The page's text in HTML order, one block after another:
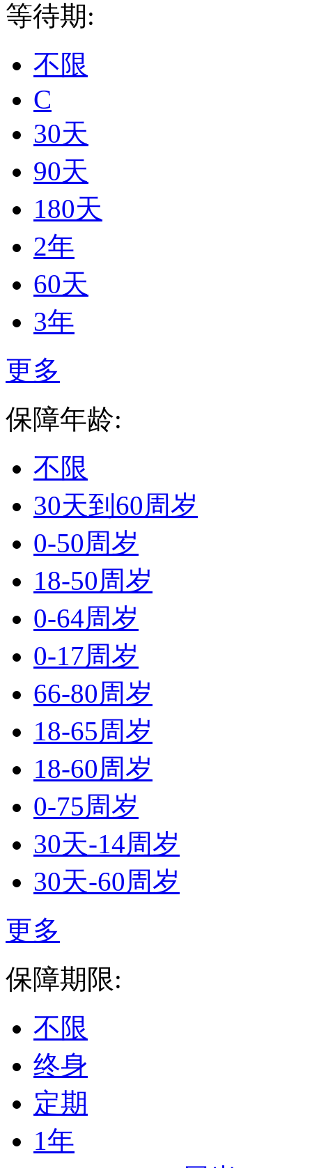
等待期:
不限
C
30天
90天
180天
2年
60天
3年
更多
保障年龄:
不限
30天到60周岁
0-50周岁
18-50周岁
0-64周岁
0-17周岁
66-80周岁
18-65周岁
18-60周岁
0-75周岁
30天-14周岁
30天-60周岁
更多
保障期限:
不限
终身
定期
1年